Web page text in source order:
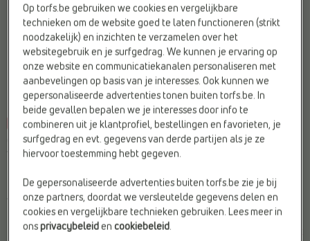
-40%
CROSSBODY TASSEN
Time Mode
Vorige laagste prijs:
€
€
Materiaal:Leer
Web-Only:Nee
-20%
LAPTOPTASSEN
Olivia Lauren
Kleur:Wit
Type2:Laptoptassen
Op torfs.be gebruiken we cookies en vergelijkbare
technieken om de website goed te laten functioneren (strikt
noodzakelijk) en inzichten te verzamelen over het
websitegebruik en je surfgedrag. We kunnen je ervaring op
onze website en communicatiekanalen personaliseren met
aanbevelingen op basis van je interesses. Ook kunnen we
gepersonaliseerde advertenties tonen buiten torfs.be. In
beide gevallen bepalen we je interesses door info te
combineren uit je klantprofiel, bestellingen en favorieten, je
surfgedrag en evt. gegevens van derde partijen als je ze
hiervoor toestemming hebt gegeven.
De gepersonaliseerde advertenties buiten torfs.be zie je bij
onze partners, doordat we versleutelde gegevens delen en
cookies en vergelijkbare technieken gebruiken. Lees meer in
onsprivacybeleidencookiebeleid.